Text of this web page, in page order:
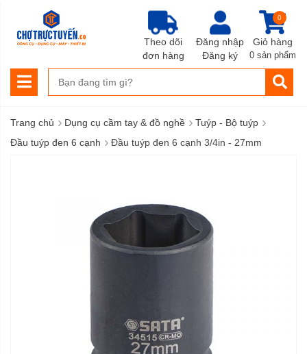
Đăng nhập
Đăng ký
Giỏ hàng
0
0 sản phẩm
Theo dõi
đơn hàng
Trang chủ › Dụng cụ cầm tay & đồ nghề › Tuýp - Bộ tuýp ›
Đầu tuýp đen 6 cạnh › Đầu tuýp đen 6 cạnh 3/4in - 27mm